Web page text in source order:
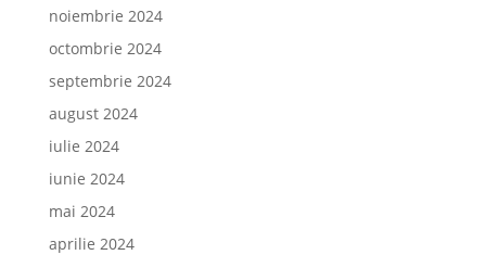
noiembrie 2024
octombrie 2024
septembrie 2024
august 2024
iulie 2024
iunie 2024
mai 2024
aprilie 2024